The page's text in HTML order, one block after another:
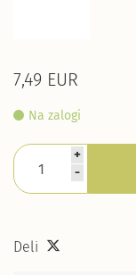
7,49 EUR
Na zalogi
+
-
Deli